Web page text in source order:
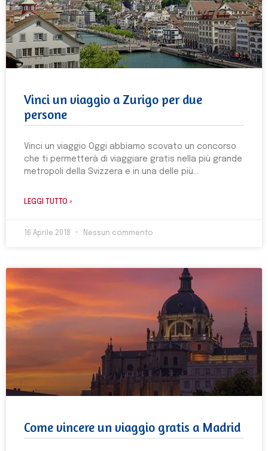
Vinci un viaggio a Zurigo per due
persone
Vinci un viaggio Oggi abbiamo scovato un concorso
che ti permetterà di viaggiare gratis nella più grande
metropoli della Svizzera e in una delle più
LEGGI TUTTO »
16 Aprile 2018 Nessun commento
Come vincere un viaggio gratis a Madrid